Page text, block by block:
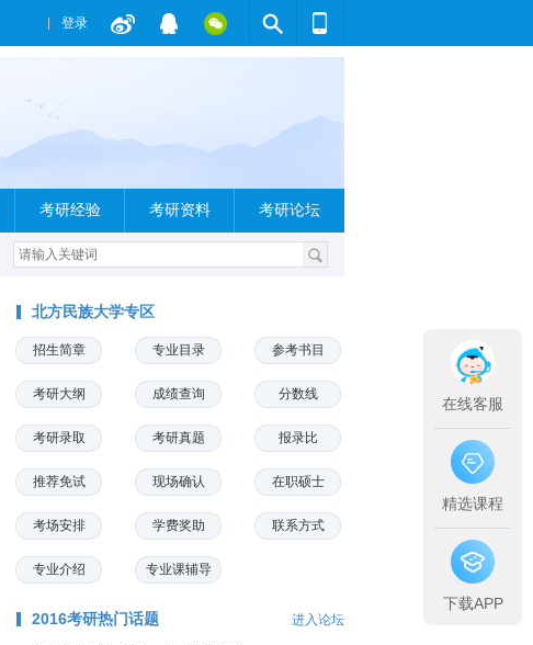
登录
考研经验 考研资料 考研论坛
北方民族大学专区
招生简章 专业目录 参考书目
考研大纲 成绩查询 分数线
考研录取 考研真题 报录比
推荐免试 现场确认 在职硕士
考场安排 学费奖助 联系方式
专业介绍 专业课辅导
2016考研热门话题 进入论坛
在线客服
精选课程
下载APP